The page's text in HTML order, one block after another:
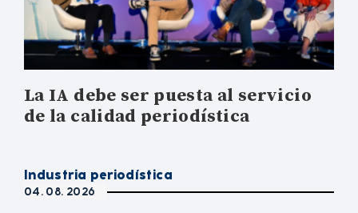
La IA debe ser puesta al servicio
de la calidad periodística
Industria periodística
04. 08. 2026